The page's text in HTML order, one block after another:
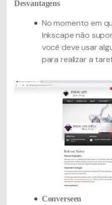
Desvantagens
No momento em
Inkscape não
você deve usar
para realizar a
Converseen